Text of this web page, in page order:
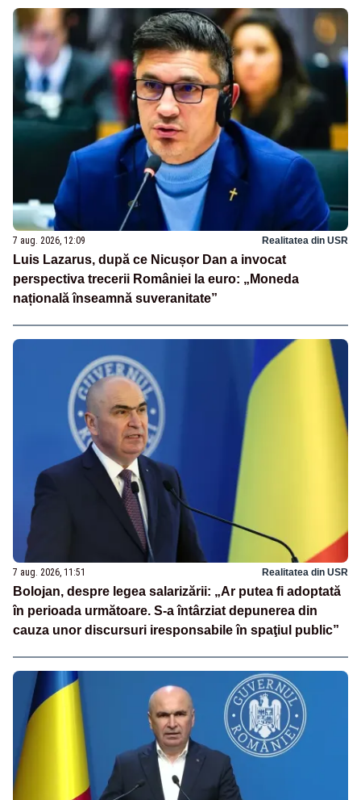
7 aug. 2026, 12:09 Realitatea din USR
Luis Lazarus, după ce Nicușor Dan a invocat
perspectiva trecerii României la euro: „Moneda
națională înseamnă suveranitate”
7 aug. 2026, 11:51 Realitatea din USR
Bolojan, despre legea salarizării: „Ar putea fi adoptată
în perioada următoare. S-a întârziat depunerea din
cauza unor discursuri iresponsabile în spaţiul public”